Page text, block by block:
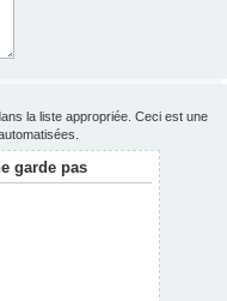
la liste appropriée. Ceci est une
garde pas